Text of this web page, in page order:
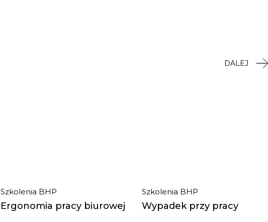
DALEJ
30.
Szkolenia BHP
Ergonomia pracy biurowej 30.
Szkolenia BHP
Wypadek przy pracy